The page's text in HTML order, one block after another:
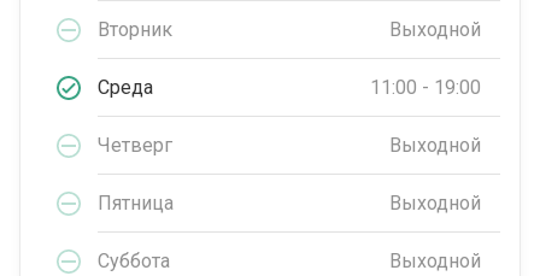
Вторник Выходной
Среда 11:00 - 19:00
Четверг Выходной
Пятница Выходной
Суббота Выходной